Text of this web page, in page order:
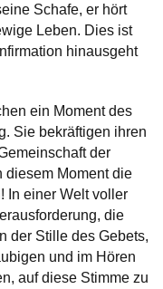
Schafe, er hört
Leben. Dies ist
hinausgeht
ein Moment des
Sie bekräftigen ihren
der
diesem Moment die
In einer Welt voller
die
der Stille des Gebets,
und im Hören
auf diese Stimme zu